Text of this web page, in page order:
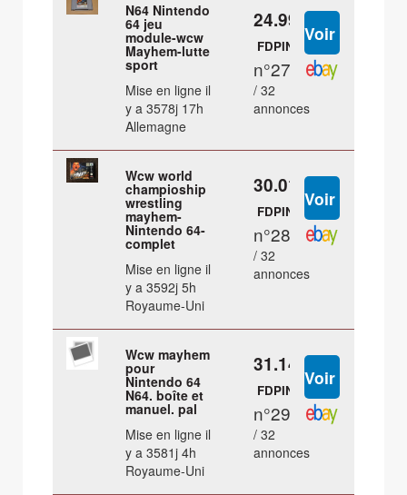
N64 Nintendo
64 jeu
module-wcw
Mayhem-lutte
sport
Mise en ligne il
y a 3578j 17h
Allemagne
24.99 €
FDPIN
n°27
/ 32
annonces
Wcw world
champioship
wrestling
mayhem-
Nintendo 64-
complet
Mise en ligne il
y a 3592j 5h
Royaume-Uni
30.01 €
FDPIN
n°28
/ 32
annonces
Wcw mayhem
pour
Nintendo 64
N64. boîte et
manuel. pal
Mise en ligne il
y a 3581j 4h
Royaume-Uni
31.14 €
FDPIN
n°29
/ 32
annonces